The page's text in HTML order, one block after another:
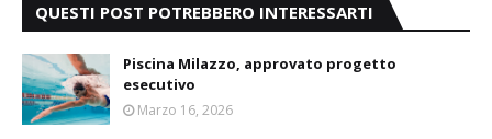
QUESTI POST POTREBBERO INTERESSARTI
Piscina Milazzo, approvato progetto
esecutivo
Marzo 16, 2026